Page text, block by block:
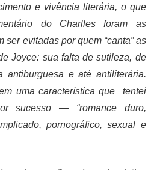
e vivência literária, o que
do Charlles foram as
ser evitadas por quem “canta” as
Joyce: sua falta de sutileza, de
antiburguesa e até antiliterária.
uma característica que tentei
sucesso— “romance duro,
pornográfico, sexual e